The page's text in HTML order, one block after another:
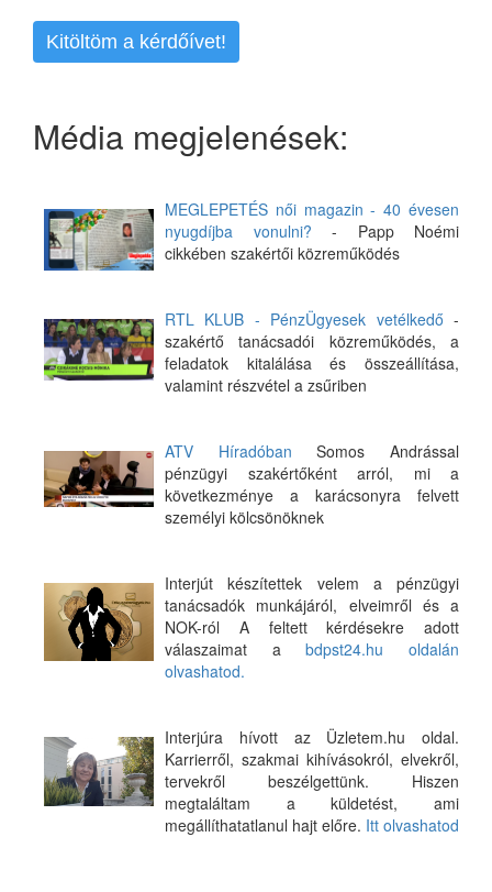
Kitöltöm a kérdőívet!
Média megjelenések:
MEGLEPETÉS női magazin - 40 évesen
nyugdíjba vonulni? - Papp Noémi
cikkében szakértői közreműködés
RTL KLUB - PénzÜgyesek vetélkedő -
szakértő tanácsadói közreműködés, a
feladatok kitalálása és összeállítása,
valamint részvétel a zsűriben
ATV Híradóban Somos Andrással
pénzügyi szakértőként arról, mi a
következménye a karácsonyra felvett
személyi kölcsönöknek
Interjút készítettek velem a pénzügyi
tanácsadók munkájáról, elveimről és a
NOK-ról A feltett kérdésekre adott
válaszaimat abdpst24.hu oldalán
olvashatod.
Interjúra hívott az Üzletem.hu oldal.
Karrierről, szakmai kihívásokról, elvekről,
tervekről beszélgettünk. Hiszen
megtaláltam a küldetést, ami
megállíthatatlanul hajt előre. Itt olvashatod